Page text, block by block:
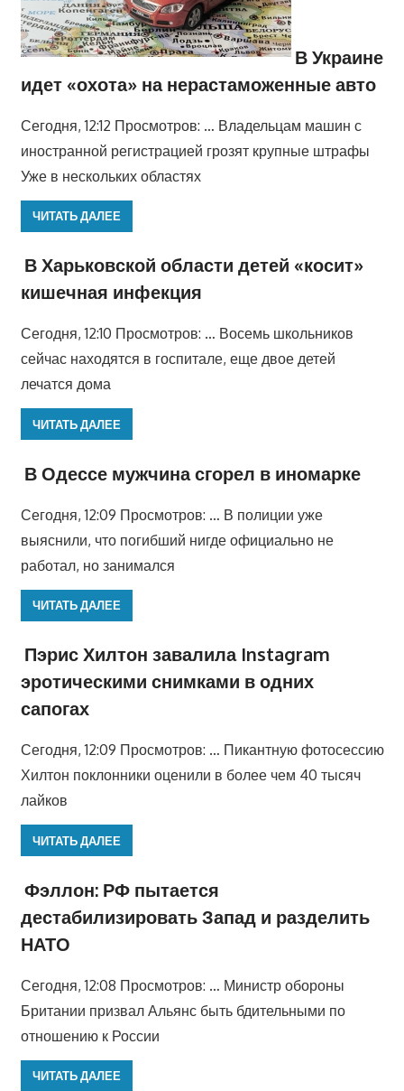
В Украине
идет «охота» на нерастаможенные авто
Сегодня, 12:12 Просмотров: … Владельцам машин с
иностранной регистрацией грозят крупные штрафы
Уже в нескольких областях
ЧИТАТЬ ДАЛЕЕ
В Харьковской области детей «косит»
кишечная инфекция
Сегодня, 12:10 Просмотров: … Восемь школьников
сейчас находятся в госпитале, еще двое детей
лечатся дома
ЧИТАТЬ ДАЛЕЕ
В Одессе мужчина сгорел в иномарке
Сегодня, 12:09 Просмотров: … В полиции уже
выяснили, что погибший нигде официально не
работал, но занимался
ЧИТАТЬ ДАЛЕЕ
Пэрис Хилтон завалила Instagram
эротическими снимками в одних
сапогах
Сегодня, 12:09 Просмотров: … Пикантную фотосессию
Хилтон поклонники оценили в более чем 40 тысяч
лайков
ЧИТАТЬ ДАЛЕЕ
Фэллон: РФ пытается
дестабилизировать Запад и разделить
НАТО
Сегодня, 12:08 Просмотров: … Министр обороны
Британии призвал Альянс быть бдительными по
отношению к России
ЧИТАТЬ ДАЛЕЕ